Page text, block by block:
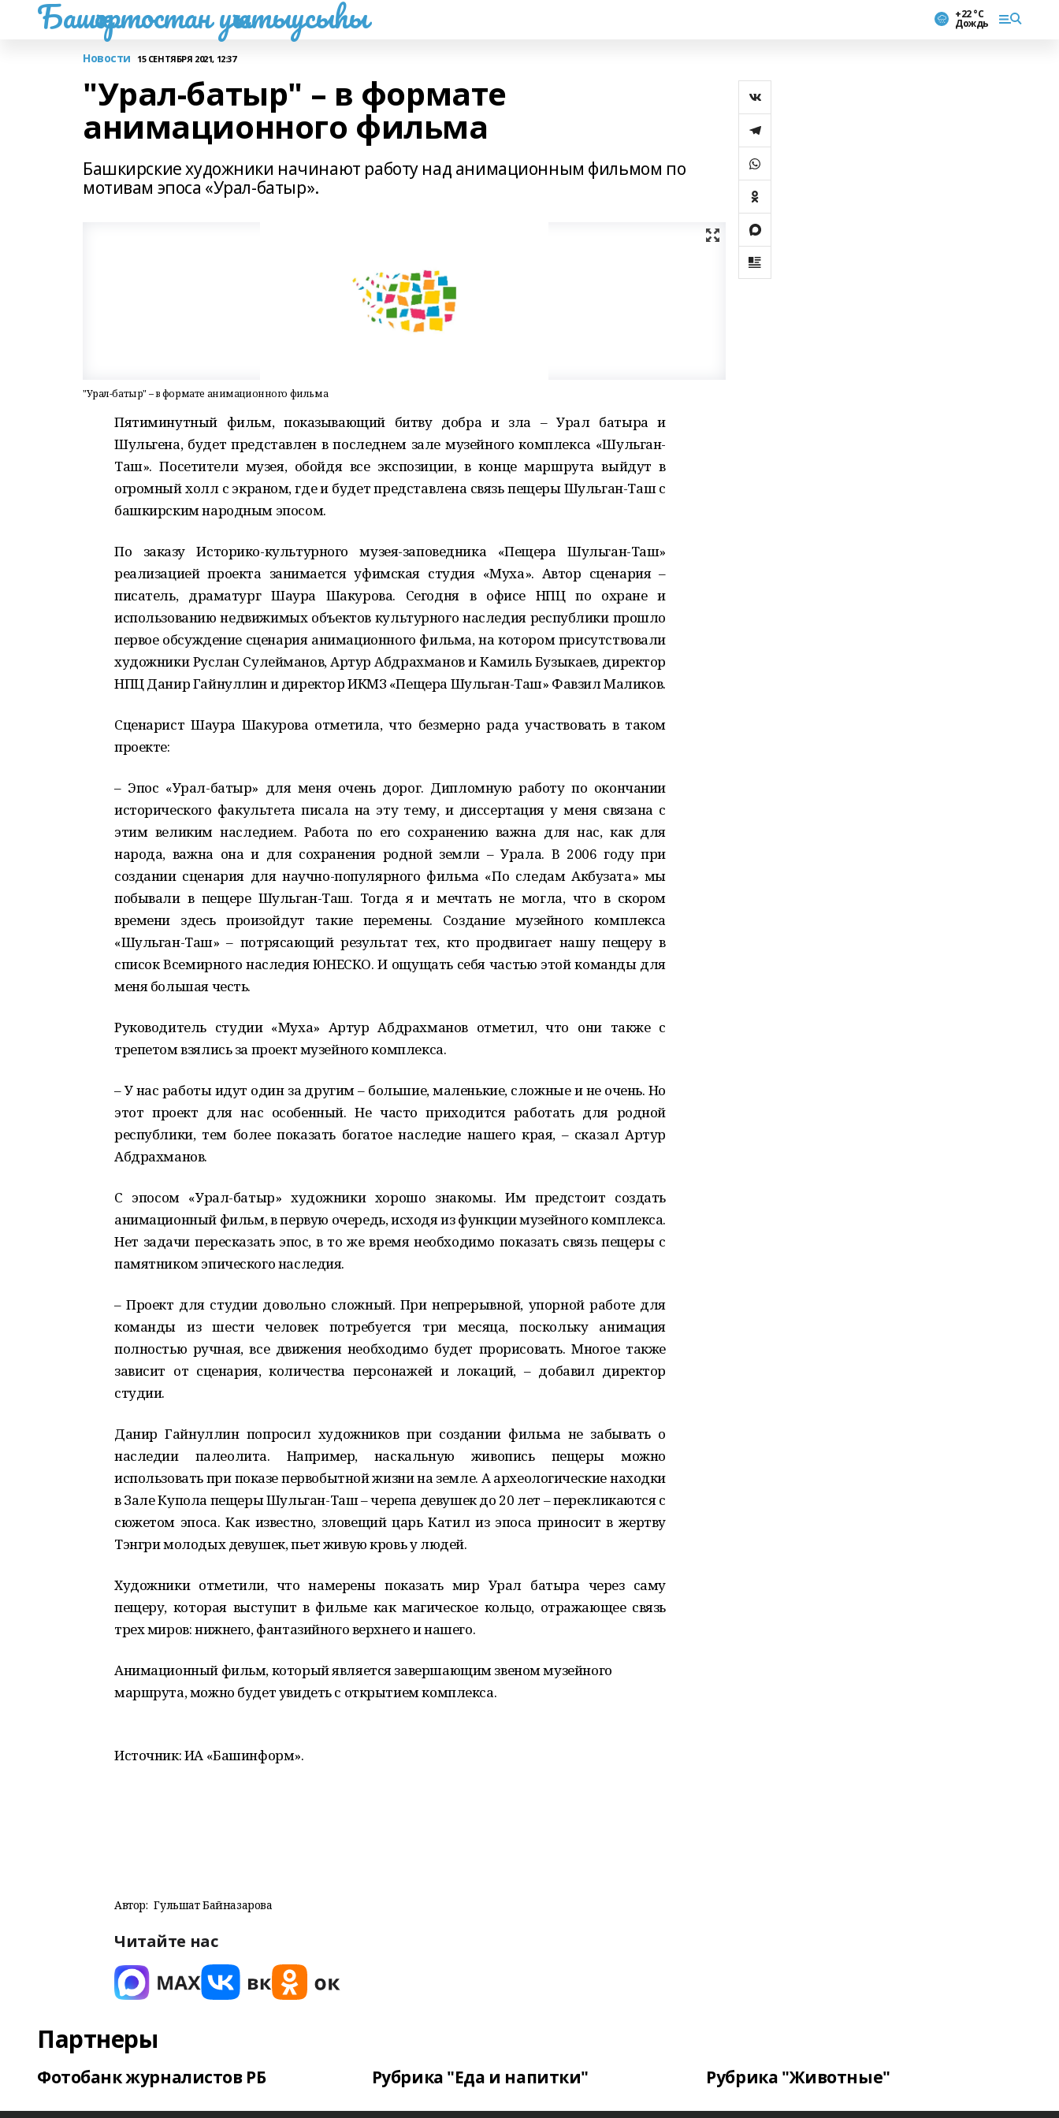
Башҡортостан уҡытыусыһы +22 °С
Дождь
Новости 15 СЕНТЯБРЯ 2021, 12:37
"Урал-батыр" – в формате
анимационного фильма
Башкирские художники начинают работу над анимационным фильмом по
мотивам эпоса «Урал-батыр».
"Урал-батыр" – в формате анимационного фильма
Пятиминутный фильм, показывающий битву добра и зла – Урал батыра и
Шульгена, будет представлен в последнем зале музейного комплекса «Шульган-
Таш». Посетители музея, обойдя все экспозиции, в конце маршрута выйдут в
огромный холл с экраном, где и будет представлена связь пещеры Шульган-Таш с
башкирским народным эпосом.
По заказу Историко-культурного музея-заповедника «Пещера Шульган-Таш»
реализацией проекта занимается уфимская студия «Муха». Автор сценария –
писатель, драматург Шаура Шакурова. Сегодня в офисе НПЦ по охране и
использованию недвижимых объектов культурного наследия республики прошло
первое обсуждение сценария анимационного фильма, на котором присутствовали
художники Руслан Сулейманов, Артур Абдрахманов и Камиль Бузыкаев, директор
НПЦ Данир Гайнуллин и директор ИКМЗ «Пещера Шульган-Таш» Фавзил Маликов.
Сценарист Шаура Шакурова отметила, что безмерно рада участвовать в таком
проекте:
– Эпос «Урал-батыр» для меня очень дорог. Дипломную работу по окончании
исторического факультета писала на эту тему, и диссертация у меня связана с
этим великим наследием. Работа по его сохранению важна для нас, как для
народа, важна она и для сохранения родной земли – Урала. В 2006 году при
создании сценария для научно-популярного фильма «По следам Акбузата» мы
побывали в пещере Шульган-Таш. Тогда я и мечтать не могла, что в скором
времени здесь произойдут такие перемены. Создание музейного комплекса
«Шульган-Таш» – потрясающий результат тех, кто продвигает нашу пещеру в
список Всемирного наследия ЮНЕСКО. И ощущать себя частью этой команды для
меня большая честь.
Руководитель студии «Муха» Артур Абдрахманов отметил, что они также с
трепетом взялись за проект музейного комплекса.
– У нас работы идут один за другим – большие, маленькие, сложные и не очень. Но
этот проект для нас особенный. Не часто приходится работать для родной
республики, тем более показать богатое наследие нашего края, – сказал Артур
Абдрахманов.
С эпосом «Урал-батыр» художники хорошо знакомы. Им предстоит создать
анимационный фильм, в первую очередь, исходя из функции музейного комплекса.
Нет задачи пересказать эпос, в то же время необходимо показать связь пещеры с
памятником эпического наследия.
– Проект для студии довольно сложный. При непрерывной, упорной работе для
команды из шести человек потребуется три месяца, поскольку анимация
полностью ручная, все движения необходимо будет прорисовать. Многое также
зависит от сценария, количества персонажей и локаций, – добавил директор
студии.
Данир Гайнуллин попросил художников при создании фильма не забывать о
наследии палеолита. Например, наскальную живопись пещеры можно
использовать при показе первобытной жизни на земле. А археологические находки
в Зале Купола пещеры Шульган-Таш – черепа девушек до 20 лет – перекликаются с
сюжетом эпоса. Как известно, зловещий царь Катил из эпоса приносит в жертву
Тэнгри молодых девушек, пьет живую кровь у людей.
Художники отметили, что намерены показать мир Урал батыра через саму
пещеру, которая выступит в фильме как магическое кольцо, отражающее связь
трех миров: нижнего, фантазийного верхнего и нашего.
Анимационный фильм, который является завершающим звеном музейного
маршрута, можно будет увидеть с открытием комплекса.
Источник: ИА «Башинформ».
Автор: Гульшат Байназарова
Читайте нас
Партнеры
Фотобанк журналистов РБ Рубрика "Еда и напитки" Рубрика "Животные"